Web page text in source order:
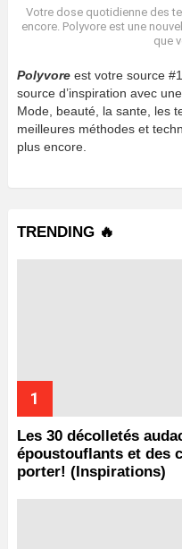
Votre dose quotidienne des
encore. Polyvore est une
que
Polyvore est votre source
source d’inspiration avec
Mode, beauté, la sante, les
meilleures méthodes et
plus encore.
TRENDING 🔥
Les 30 décolletés
époustouflants et des
porter! (Inspirations)